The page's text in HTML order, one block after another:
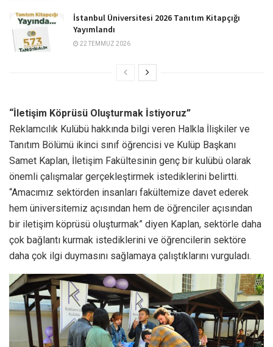
İstanbul Üniversitesi 2026 Tanıtım Kitapçığı
Yayımlandı
22 TEMMUZ 2026
“İletişim Köprüsü Oluşturmak İstiyoruz”
Reklamcılık Kulübü hakkında bilgi veren Halkla İlişkiler ve
Tanıtım Bölümü ikinci sınıf öğrencisi ve Kulüp Başkanı
Samet Kaplan, İletişim Fakültesinin genç bir kulübü olarak
önemli çalışmalar gerçekleştirmek istediklerini belirtti.
“Amacımız sektörden insanları fakültemize davet ederek
hem üniversitemiz açısından hem de öğrenciler açısından
bir iletişim köprüsü oluşturmak” diyen Kaplan, sektörle daha
çok bağlantı kurmak istediklerini ve öğrencilerin sektöre
daha çok ilgi duymasını sağlamaya çalıştıklarını vurguladı.